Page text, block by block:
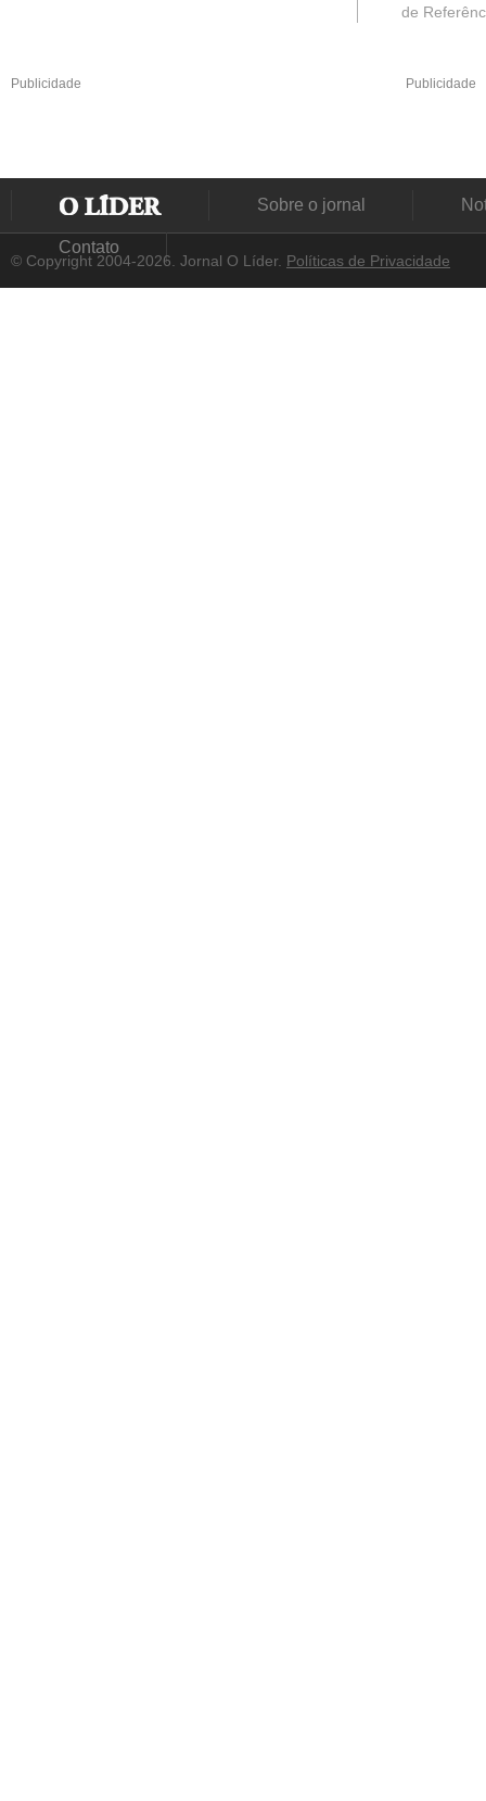
de
Publicidade Publicidade
Sobre o jornal
Contato
© Copyright 2004-2026. Jornal O Líder. Políticas de Privacidade